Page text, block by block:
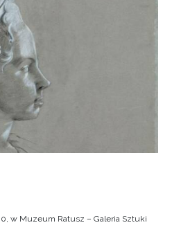
w Muzeum Ratusz – Galeria Sztuki